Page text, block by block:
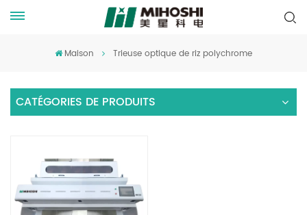
Maison Trieuse optique de riz polychrome
CATÉGORIES DE PRODUITS